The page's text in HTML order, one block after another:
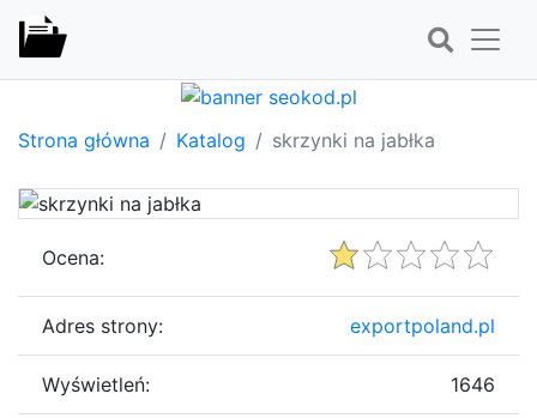
Strona główna Katalog skrzynki na jabłka
Ocena:
Adres strony: exportpoland.pl
Wyświetleń: 1646